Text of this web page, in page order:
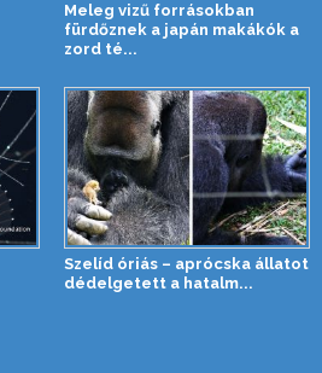
Meleg vizű forrásokban
fürdőznek a japán makákók a
zord té...
Szelíd óriás – aprócska állatot
dédelgetett a hatalm...